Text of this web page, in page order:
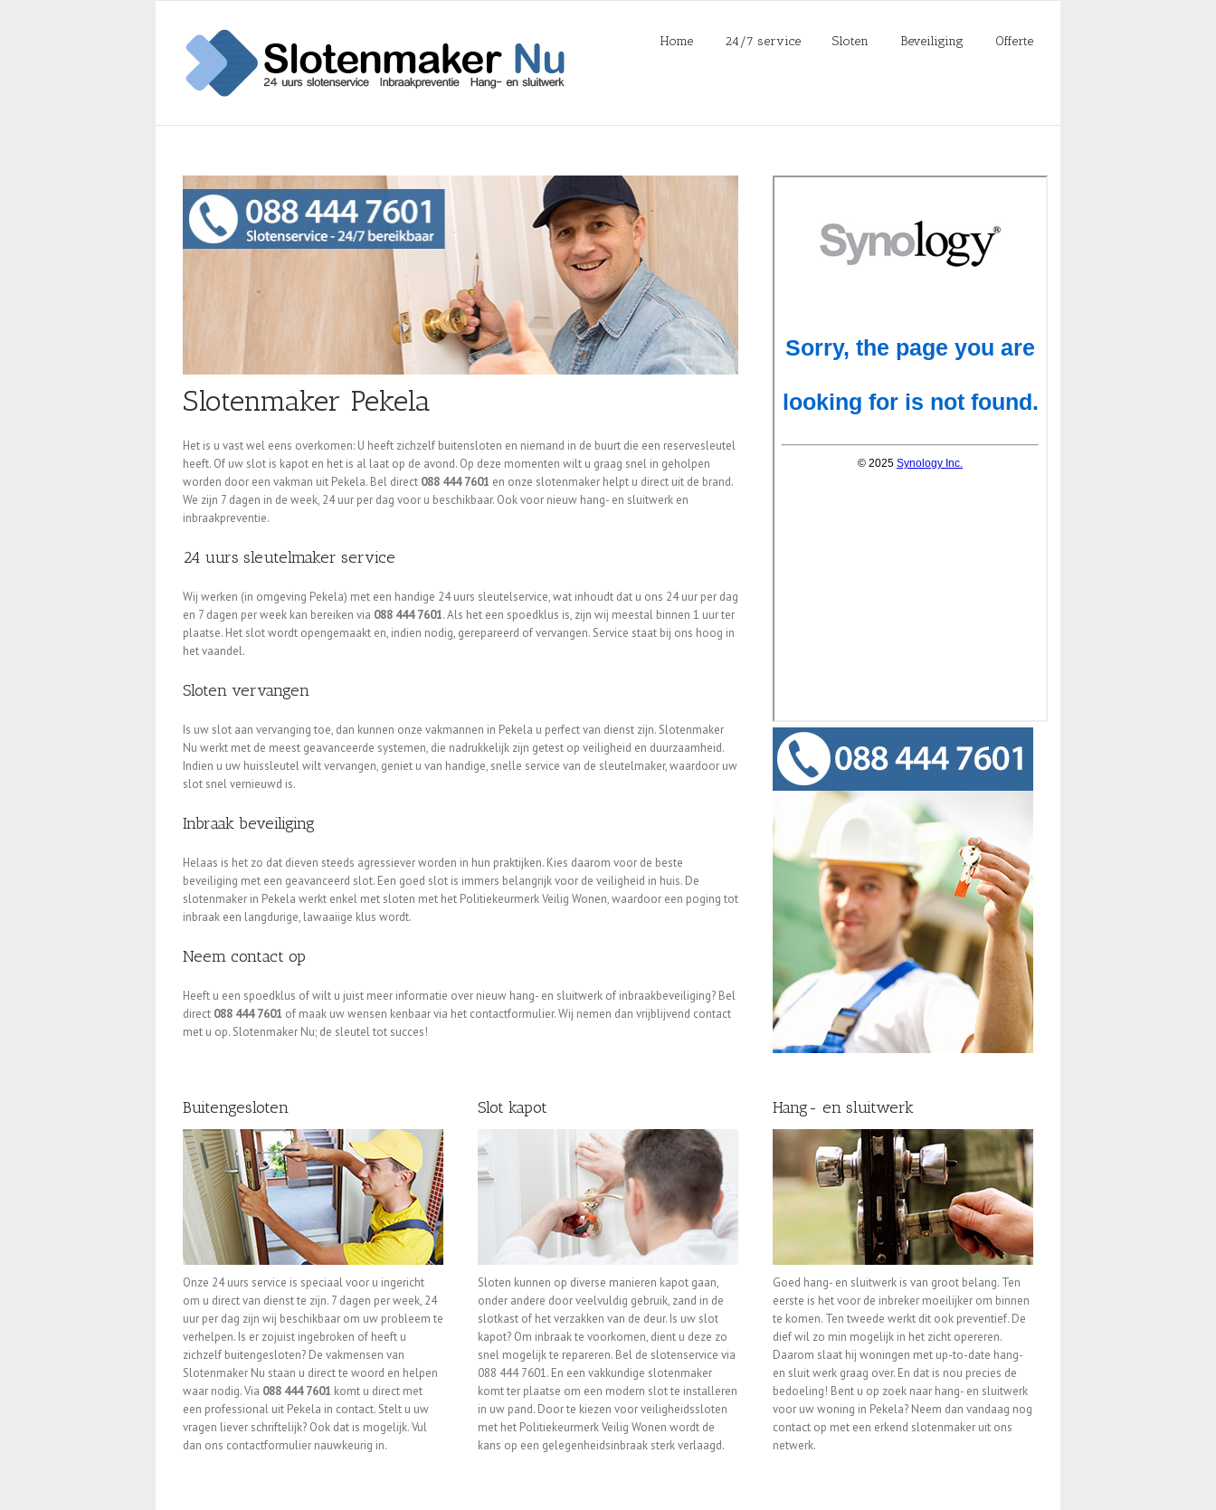
Home 24/7 service Sloten Beveiliging Offerte
Slotenmaker Pekela
Het is u vast wel eens overkomen: U heeft zichzelf buitensloten en niemand in de buurt die een reservesleutel
heeft. Of uw slot is kapot en het is al laat op de avond. Op deze momenten wilt u graag snel in geholpen
worden door een vakman uit Pekela. Bel direct 088 444 7601 en onze slotenmaker helpt u direct uit de brand.
We zijn 7 dagen in de week, 24 uur per dag voor u beschikbaar. Ook voor nieuw hang- en sluitwerk en
inbraakpreventie.
24 uurs sleutelmaker service
Wij werken (in omgeving Pekela) met een handige 24 uurs sleutelservice, wat inhoudt dat u ons 24 uur per dag
en 7 dagen per week kan bereiken via 088 444 7601. Als het een spoedklus is, zijn wij meestal binnen 1 uur ter
plaatse. Het slot wordt opengemaakt en, indien nodig, gerepareerd of vervangen. Service staat bij ons hoog in
het vaandel.
Sloten vervangen
Is uw slot aan vervanging toe, dan kunnen onze vakmannen in Pekela u perfect van dienst zijn. Slotenmaker
Nu werkt met de meest geavanceerde systemen, die nadrukkelijk zijn getest op veiligheid en duurzaamheid.
Indien u uw huissleutel wilt vervangen, geniet u van handige, snelle service van de sleutelmaker, waardoor uw
slot snel vernieuwd is.
Inbraak beveiliging
Helaas is het zo dat dieven steeds agressiever worden in hun praktijken. Kies daarom voor de beste
beveiliging met een geavanceerd slot. Een goed slot is immers belangrijk voor de veiligheid in huis. De
slotenmaker in Pekela werkt enkel met sloten met het Politiekeurmerk Veilig Wonen, waardoor een poging tot
inbraak een langdurige, lawaaiige klus wordt.
Neem contact op
Heeft u een spoedklus of wilt u juist meer informatie over nieuw hang- en sluitwerk of inbraakbeveiliging? Bel
direct 088 444 7601 of maak uw wensen kenbaar via het contactformulier. Wij nemen dan vrijblijvend contact
met u op. Slotenmaker Nu; de sleutel tot succes!
Buitengesloten
Onze 24 uurs service is speciaal voor u ingericht
om u direct van dienst te zijn. 7 dagen per week, 24
uur per dag zijn wij beschikbaar om uw probleem te
verhelpen. Is er zojuist ingebroken of heeft u
zichzelf buitengesloten? De vakmensen van
Slotenmaker Nu staan u direct te woord en helpen
waar nodig. Via 088 444 7601 komt u direct met
een professional uit Pekela in contact. Stelt u uw
vragen liever schriftelijk? Ook dat is mogelijk. Vul
dan ons contactformulier nauwkeurig in.
Slot kapot
Sloten kunnen op diverse manieren kapot gaan,
onder andere door veelvuldig gebruik, zand in de
slotkast of het verzakken van de deur. Is uw slot
kapot? Om inbraak te voorkomen, dient u deze zo
snel mogelijk te repareren. Bel de slotenservice via
088 444 7601. En een vakkundige slotenmaker
komt ter plaatse om een modern slot te installeren
in uw pand. Door te kiezen voor veiligheidssloten
met het Politiekeurmerk Veilig Wonen wordt de
kans op een gelegenheidsinbraak sterk verlaagd.
Hang- en sluitwerk
Goed hang- en sluitwerk is van groot belang. Ten
eerste is het voor de inbreker moeilijker om binnen
te komen. Ten tweede werkt dit ook preventief. De
dief wil zo min mogelijk in het zicht opereren.
Daarom slaat hij woningen met up-to-date hang-
en sluit werk graag over. En dat is nou precies de
bedoeling! Bent u op zoek naar hang- en sluitwerk
voor uw woning in Pekela? Neem dan vandaag nog
contact op met een erkend slotenmaker uit ons
netwerk.